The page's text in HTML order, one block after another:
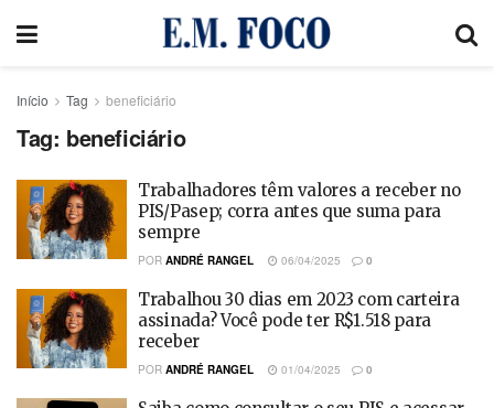
Início Tag beneficiário
Tag: beneficiário
Trabalhadores têm valores a receber no
PIS/Pasep; corra antes que suma para
sempre
POR ANDRÉ RANGEL 06/04/2025 0
Trabalhou 30 dias em 2023 com carteira
assinada? Você pode ter R$1.518 para
receber
POR ANDRÉ RANGEL 01/04/2025 0